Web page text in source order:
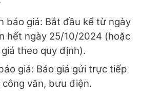
báo giá: Bắt đầu kể từ ngày
hết ngày 25/10/2024 (hoặc
theo quy định).
giá: Báo giá gửi trực tiếp
văn, bưu điện.